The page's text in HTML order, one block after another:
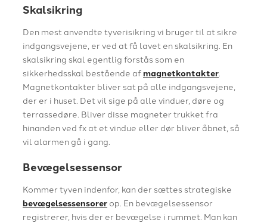
Skalsikring
Den mest anvendte tyverisikring vi bruger til at sikre
indgangsvejene, er ved at få lavet en skalsikring. En
skalsikring skal egentlig forstås som en
sikkerhedsskal bestående afmagnetkontakter
Magnetkontakter bliver sat på alle indgangsvejene,
der er i huset. Det vil sige på alle vinduer, døre og
terrassedøre. Bliver disse magneter trukket fra
hinanden ved fx at et vindue eller dør bliver åbnet, så
vil alarmen gå i gang.
Bevægelsessensor
Kommer tyven indenfor, kan der sættes strategiske
bevægelsessensorer op. En bevægelsessensor
registrerer, hvis der er bevægelse i rummet. Man kan